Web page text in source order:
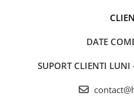
DATE
SUPORT CLIENTI LUNI